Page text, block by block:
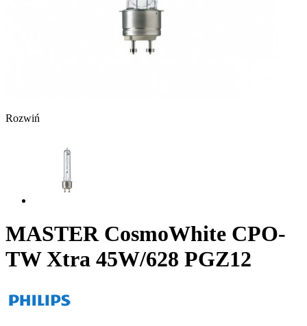
Rozwiń
MASTER CosmoWhite CPO-
TW Xtra 45W/628 PGZ12